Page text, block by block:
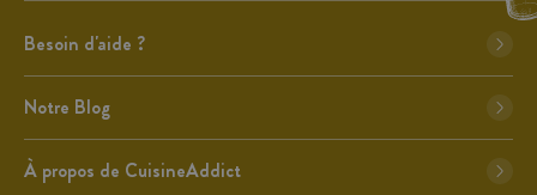
Besoin d'aide ?
Notre Blog
À propos de CuisineAddict